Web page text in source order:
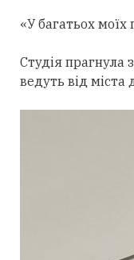
«У багатьох
Студія прагнула
ведуть від